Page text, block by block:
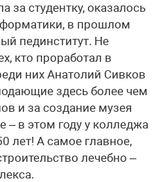
за студентку, оказалось
в прошлом
пединститут. Не
кто проработал в
них Анатолий Сивков
здесь более чем
и за создание музея
– в этом году у колледжа
лет! А самое главное,
лечебно –